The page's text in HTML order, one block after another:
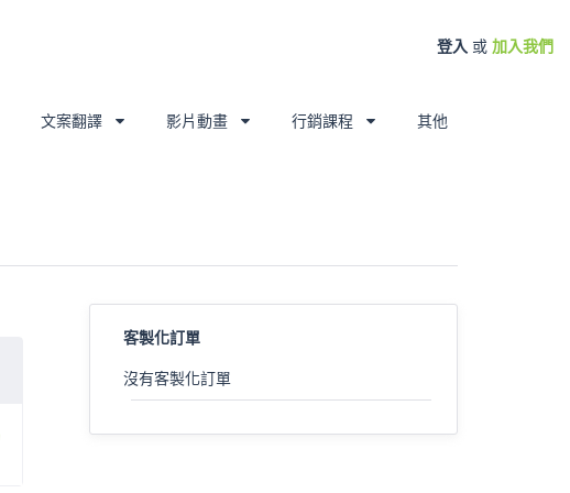
登入 或 加入我們
文案翻譯 影片動畫 行銷課程 其他
客製化訂單
沒有客製化訂單